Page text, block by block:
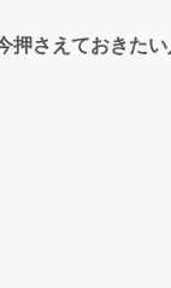
押さえておきたい